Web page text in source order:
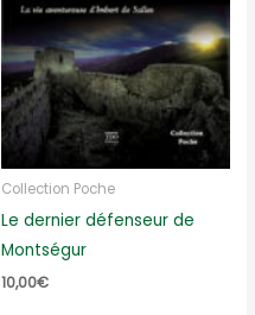
Collection Poche
Le dernier défenseur de
Montségur
10,00€